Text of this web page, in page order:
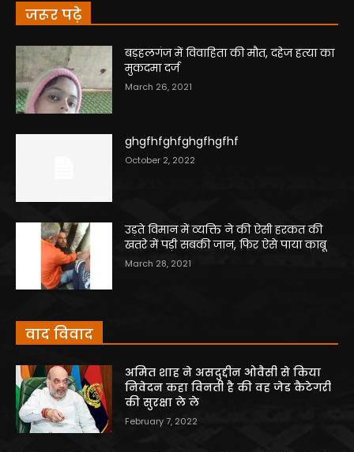
जरूर पढ़े
बड़हलगंज में विवाहिता की मौत, दहेज हत्या का
मुकदमा दर्ज
March 26, 2021
ghgfhfghfghgfhgfhf
October 2, 2022
उड़ते विमान में व्यक्ति ने की ऐसी हरकत की
खतरे में पड़ी सबकी जान, फिर ऐसे पाया काबू
March 28, 2021
वाद विवाद
अमित शाह ने असदुद्दीन ओवैसी से किया
निवेदन कहा विनती है की वह जेड कैटेगरी
की सुरक्षा ले ले
February 7, 2022